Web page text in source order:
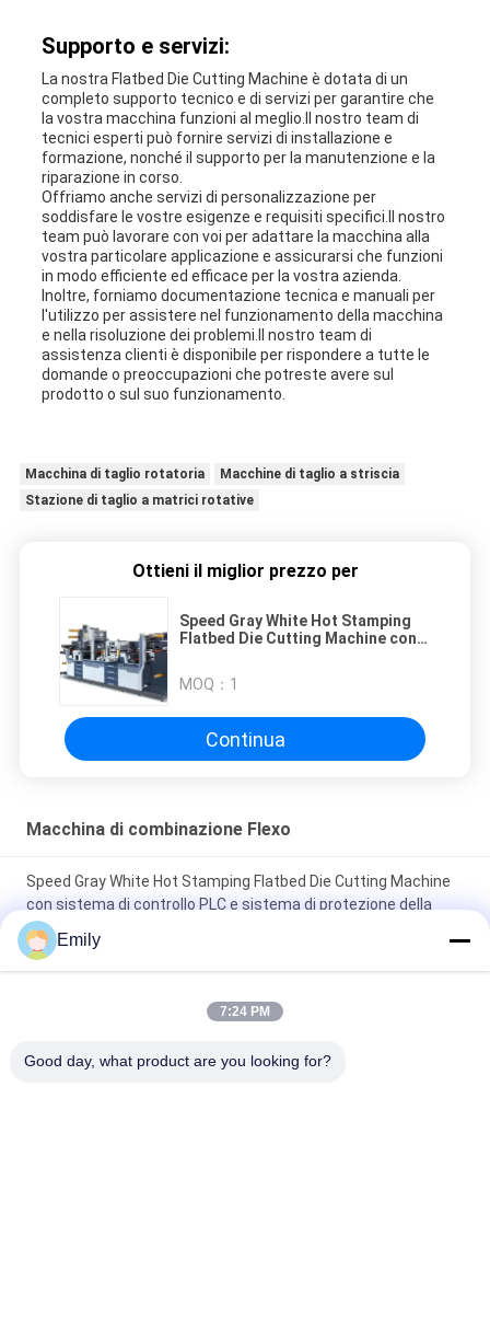
Supporto e servizi:
La nostra Flatbed Die Cutting Machine è dotata di un
completo supporto tecnico e di servizi per garantire che
la vostra macchina funzioni al meglio.Il nostro team di
tecnici esperti può fornire servizi di installazione e
formazione, nonché il supporto per la manutenzione e la
riparazione in corso.
Offriamo anche servizi di personalizzazione per
soddisfare le vostre esigenze e requisiti specifici.Il nostro
team può lavorare con voi per adattare la macchina alla
vostra particolare applicazione e assicurarsi che funzioni
in modo efficiente ed efficace per la vostra azienda.
Inoltre, forniamo documentazione tecnica e manuali per
l'utilizzo per assistere nel funzionamento della macchina
e nella risoluzione dei problemi.Il nostro team di
assistenza clienti è disponibile per rispondere a tutte le
domande o preoccupazioni che potreste avere sul
prodotto o sul suo funzionamento.
Macchina di taglio rotatoria
Macchine di taglio a striscia
Stazione di taglio a matrici rotative
Ottieni il miglior prezzo per
Speed Gray White Hot Stamping
Flatbed Die Cutting Machine con
sistema di protezione della
sicurezza
MOQ： 1
Continua
Macchina di combinazione Flexo
Speed Gray White Hot Stamping Flatbed Die Cutting Machine
con sistema di controllo PLC e sistema di protezione della
sicurezza
Macchina di taglio elettrica a rotazione di alta forza di taglio
taglio rotativo
Emily
7:24 PM
Good day, what product are you looking for?